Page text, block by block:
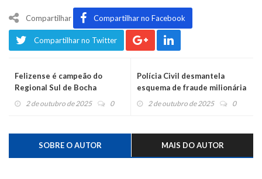
Compartilhar Compartilhar no Facebook
Compartilhar no Twitter
Felizense é campeão do
Regional Sul de Bocha
Paralímpica
2 de outubro de 2025 0
Polícia Civil desmantela
esquema de fraude milionária
2 de outubro de 2025 0
SOBRE O AUTOR MAIS DO AUTOR